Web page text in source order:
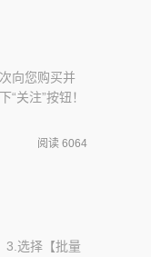
向您购买并
关注”按钮！
家可以获取关
阅读 6064
3.选择【批量